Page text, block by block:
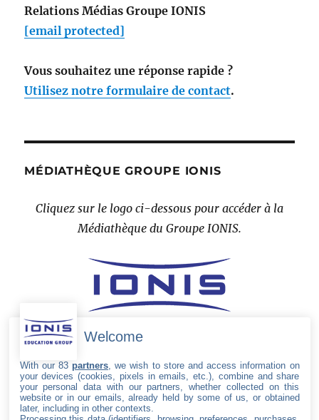
Relations Médias Groupe IONIS
[email protected]
Vous souhaitez une réponse rapide ?
Utilisez notre formulaire de contact.
MÉDIATHÈQUE GROUPE IONIS
Cliquez sur le logo ci-dessous pour accéder à la
Médiathèque du Groupe IONIS.
Welcome
With our 83 partners , we wish to store and access information on
your devices (cookies, pixels in emails, etc.), combine and share
your personal data with our partners, whether collected on this
website or in our emails, already held by some of us, or obtained
later, including in other contexts.